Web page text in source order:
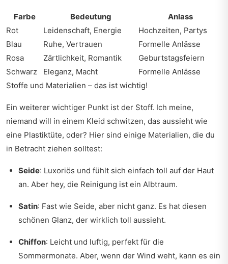
Farbe Bedeutung
Anlass
Rot
Leidenschaft, Energie
Hochzeiten, Partys
Blau
Ruhe, Vertrauen
Formelle Anlässe
Rosa
Zärtlichkeit, Romantik
Geburtstagsfeiern
Schwarz
Eleganz, Macht
Formelle Anlässe
Stoffe und Materialien – das ist wichtig!
Ein weiterer wichtiger Punkt ist der Stoff. Ich meine,
niemand will in einem Kleid schwitzen, das aussieht wie
eine Plastiktüte, oder? Hier sind einige Materialien, die du
in Betracht ziehen solltest:
Seide: Luxoriös und fühlt sich einfach toll auf der Haut
an. Aber hey, die Reinigung ist ein Albtraum.
Satin: Fast wie Seide, aber nicht ganz. Es hat diesen
schönen Glanz, der wirklich toll aussieht.
Chiffon: Leicht und luftig, perfekt für die
Sommermonate. Aber, wenn der Wind weht, kann es ein